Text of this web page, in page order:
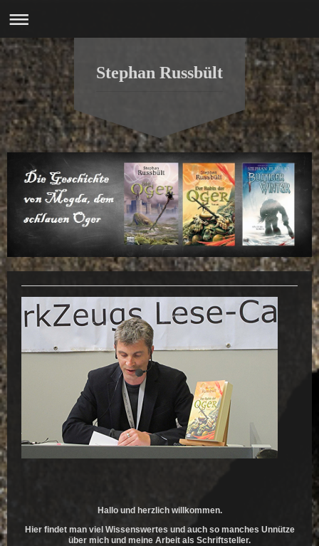
Stephan Russbült
Hallo und herzlich willkommen.
Hier findet man viel Wissenswertes und auch so manches Unnütze
über mich und meine Arbeit als Schriftsteller.